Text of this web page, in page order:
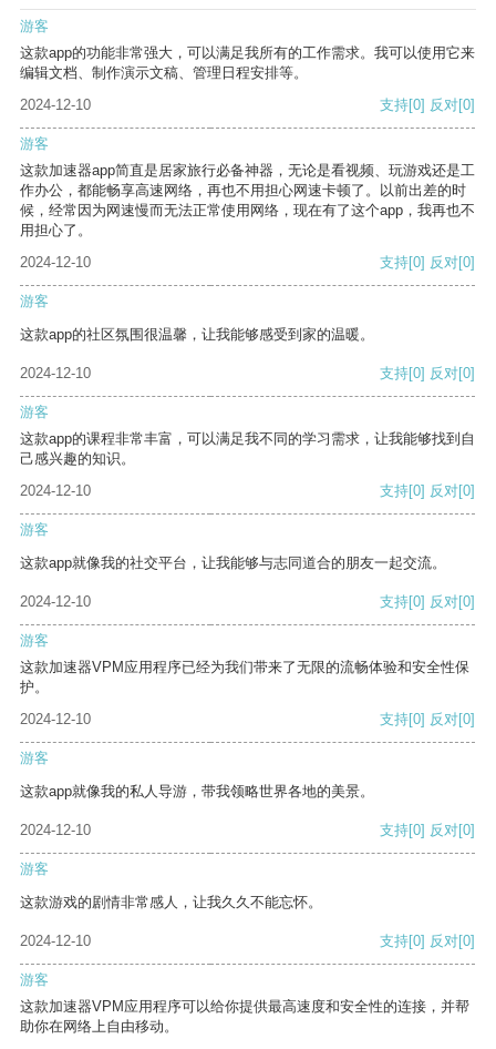
游客
这款app的功能非常强大，可以满足我所有的工作需求。我可以使用它来
编辑文档、制作演示文稿、管理日程安排等。
2024-12-10
支持[0] 反对[0]
游客
这款加速器app简直是居家旅行必备神器，无论是看视频、玩游戏还是工
作办公，都能畅享高速网络，再也不用担心网速卡顿了。以前出差的时
候，经常因为网速慢而无法正常使用网络，现在有了这个app，我再也不
用担心了。
2024-12-10
支持[0] 反对[0]
游客
这款app的社区氛围很温馨，让我能够感受到家的温暖。
2024-12-10 支持[0] 反对[0]
游客
这款app的课程非常丰富，可以满足我不同的学习需求，让我能够找到自
己感兴趣的知识。
2024-12-10
支持[0] 反对[0]
游客
这款app就像我的社交平台，让我能够与志同道合的朋友一起交流。
2024-12-10 支持[0] 反对[0]
游客
这款加速器VPM应用程序已经为我们带来了无限的流畅体验和安全性保
护。
2024-12-10
支持[0] 反对[0]
游客
这款app就像我的私人导游，带我领略世界各地的美景。
2024-12-10 支持[0] 反对[0]
游客
这款游戏的剧情非常感人，让我久久不能忘怀。
2024-12-10 支持[0] 反对[0]
游客
这款加速器VPM应用程序可以给你提供最高速度和安全性的连接，并帮
助你在网络上自由移动。